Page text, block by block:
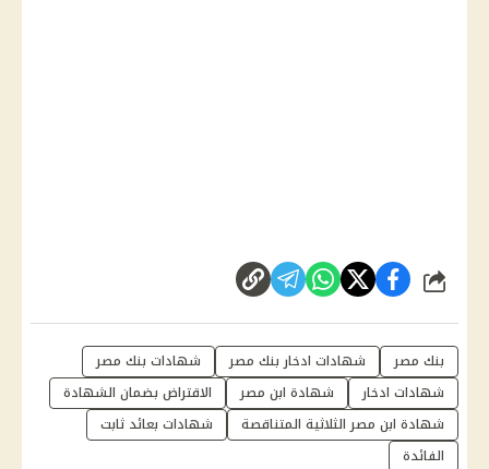
شارك
بنك مصر شهادات ادخار بنك مصر
شهادات بنك مصر
شهادات ادخار
شهادة ابن مصر
الاقتراض بضمان الشهادة
شهادة ابن مصر الثلاثية المتناقصة
شهادات بعائد ثابت
الفائدة